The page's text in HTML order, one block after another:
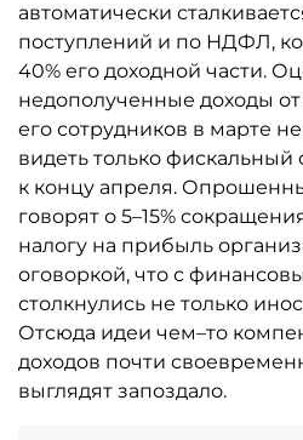
автоматически
поступлений и по НДФЛ,
40% его доходной части.
недополученные доходы
его сотрудников в марте
видеть только фискальный
к концу апреля.
говорят о 5–15%
налогу на прибыль
оговоркой, что с
столкнулись не только
Отсюда идеи чем–то
доходов почти
выглядят запоздало.